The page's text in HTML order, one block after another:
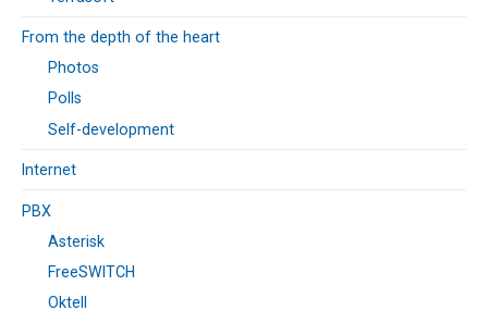
From the depth of the heart
Photos
Polls
Self-development
Internet
PBX
Asterisk
FreeSWITCH
Oktell